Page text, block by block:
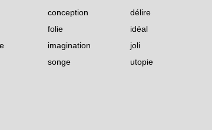
conception délire
folie idéal
imagination joli
songe utopie